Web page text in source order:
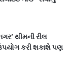
થીમની રીલ
કરી શકાશે પણ